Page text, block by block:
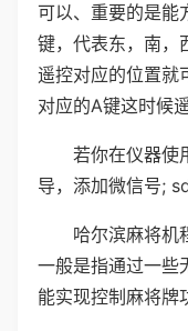
可以、重要的是能
键，代表东，南，
遥控对应的位置就
对应的A键这时候
若你在仪器使
导，添加微信号;
哈尔滨麻将机
一般是指通过一些
能实现控制麻将牌